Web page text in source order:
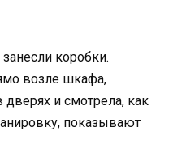
коробки.
возле шкафа,
дверях и смотрела, как
показывают